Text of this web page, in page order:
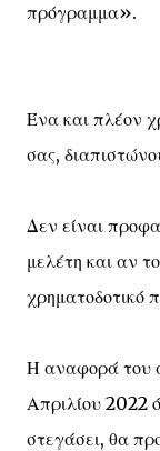
πρόγραμμα».
Ένα και πλέον
σας,
Δεν είναι
μελέτη και αν
χρηματοδοτικό
Η αναφορά του
Απριλίου 2022
στεγάσει, θα